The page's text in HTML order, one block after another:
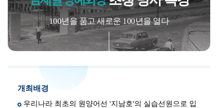
100년을 품고 새로운 100년을 열다
개최배경
우리나라 최초의 원양어선 '지남호'의 실습선원으로 입